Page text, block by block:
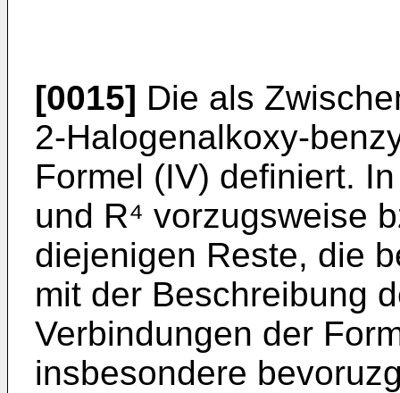
[0015] Die als
2-Halogenalk­oxy-
Formel (IV) defi­niert.
und R⁴ vorzugsweise
diejenigen Reste, die
mit der Beschreibung
Verbindungen der
insbe­sondere